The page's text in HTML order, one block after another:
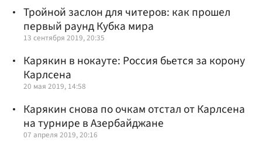
Тройной заслон для читеров: как прошел
первый раунд Кубка мира
13 сентября 2019, 20:35
Карякин в нокауте: Россия бьется за корону
Карлсена
20 мая 2019, 14:58
Карякин снова по очкам отстал от Карлсена
на турнире в Азербайджане
07 апреля 2019, 20:16